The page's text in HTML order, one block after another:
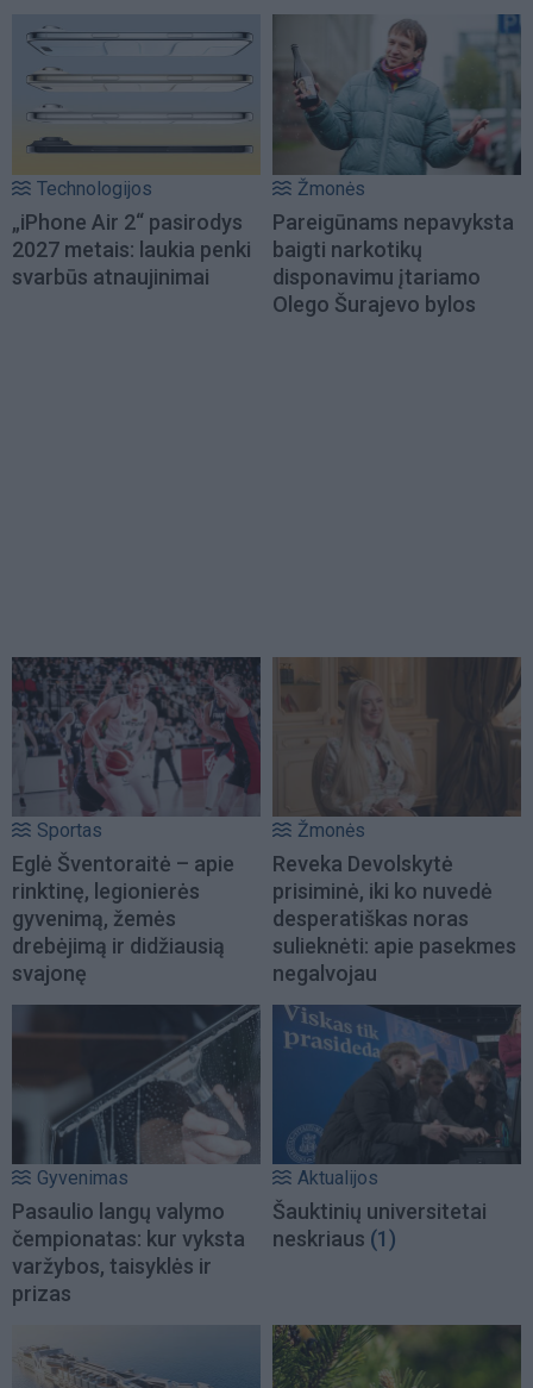
Technologijos
„iPhone Air 2“ pasirodys
2027 metais: laukia penki
svarbūs atnaujinimai
Žmonės
Pareigūnams nepavyksta
baigti narkotikų
disponavimu įtariamo
Olego Šurajevo bylos
Sportas
Eglė Šventoraitė – apie
rinktinę, legionierės
gyvenimą, žemės
drebėjimą ir didžiausią
svajonę
Žmonės
Reveka Devolskytė
prisiminė, iki ko nuvedė
desperatiškas noras
sulieknėti: apie pasekmes
negalvojau
Gyvenimas
Pasaulio langų valymo
čempionatas: kur vyksta
varžybos, taisyklės ir
prizas
Aktualijos
Šauktinių universitetai
neskriaus (1)